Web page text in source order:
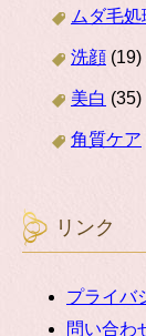
ムダ毛処
洗顔 (19)
美白 (35)
角質ケア
リンク
プライバ
問い合わ